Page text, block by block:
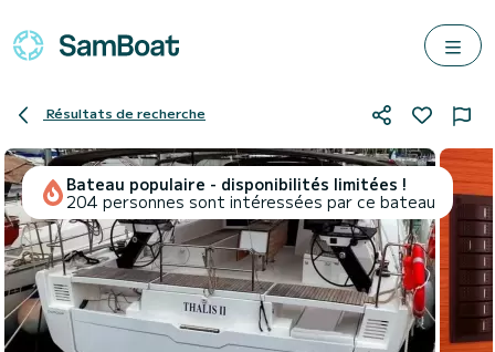
Résultats de recherche
Bateau populaire - disponibilités limitées !
204 personnes sont intéressées par ce bateau